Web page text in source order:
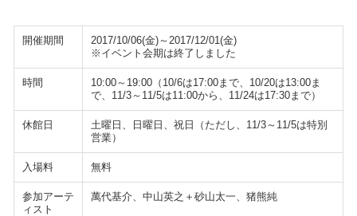
開催期間
2017/10/06(金)～2017/12/01(金)
※イベント会期は終了しました
時間
10:00～19:00（10/6は17:00まで、10/20は13:00ま
で、11/3～11/5は11:00から、11/24は17:30まで）
休館日
土曜日、日曜日、祝日（ただし、11/3～11/5は特別
営業）
入場料 無料
参加アーテ
ィスト
萬代基介、中山英之＋砂山太一、猪熊純